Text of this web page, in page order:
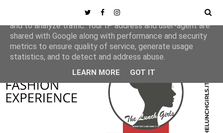
This site uses cookies from Google to deliver its services
and to analyze traffic. Your IP address and user-agent are
shared with Google along with performance and security
metrics to ensure quality of service, generate usage
statistics, and to detect and address abuse.
LEARN MORE GOT IT